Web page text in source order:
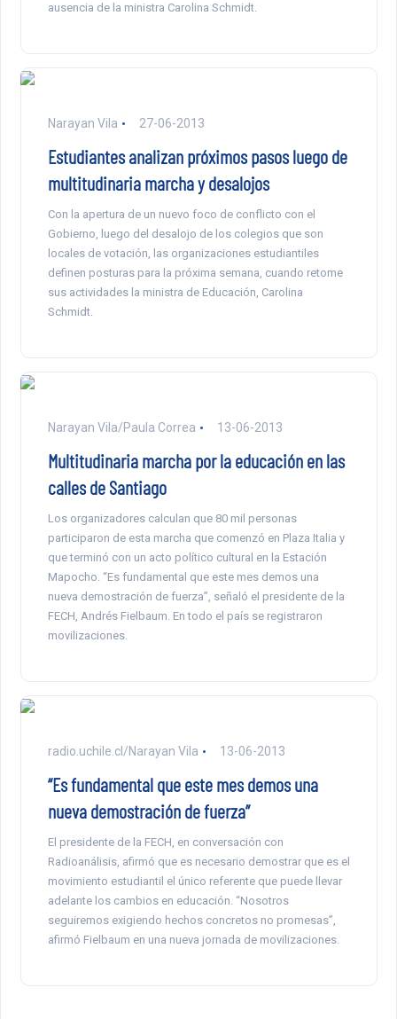
ausencia de la ministra Carolina Schmidt.
Narayan Vila 27-06-2013
Estudiantes analizan próximos pasos luego de
multitudinaria marcha y desalojos
Con la apertura de un nuevo foco de conflicto con el
Gobierno, luego del desalojo de los colegios que son
locales de votación, las organizaciones estudiantiles
definen posturas para la próxima semana, cuando retome
sus actividades la ministra de Educación, Carolina
Schmidt.
Narayan Vila/Paula Correa 13-06-2013
Multitudinaria marcha por la educación en las
calles de Santiago
Los organizadores calculan que 80 mil personas
participaron de esta marcha que comenzó en Plaza Italia y
que terminó con un acto político cultural en la Estación
Mapocho. “Es fundamental que este mes demos una
nueva demostración de fuerza”, señaló el presidente de la
FECH, Andrés Fielbaum. En todo el país se registraron
movilizaciones.
radio.uchile.cl/Narayan Vila 13-06-2013
“Es fundamental que este mes demos una
nueva demostración de fuerza”
El presidente de la FECH, en conversación con
Radioanálisis, afirmó que es necesario demostrar que es el
movimiento estudiantil el único referente que puede llevar
adelante los cambios en educación. “Nosotros
seguiremos exigiendo hechos concretos no promesas”,
afirmó Fielbaum en una nueva jornada de movilizaciones.